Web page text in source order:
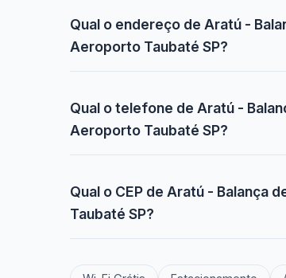
Qual o endereço de Aratú -
Aeroporto Taubaté SP?
Qual o telefone de Aratú -
Aeroporto Taubaté SP?
Qual o CEP de Aratú - Balança
Taubaté SP?